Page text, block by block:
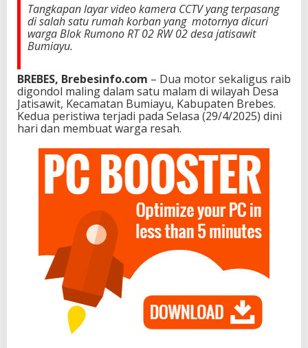
Tangkapan layar video kamera CCTV yang terpasang
di salah satu rumah korban yang motornya dicuri
warga Blok Rumono RT 02 RW 02 desa jatisawit
Bumiayu.
BREBES, Brebesinfo.com – Dua motor sekaligus raib
digondol maling dalam satu malam di wilayah Desa
Jatisawit, Kecamatan Bumiayu, Kabupaten Brebes.
Kedua peristiwa terjadi pada Selasa (29/4/2025) dini
hari dan membuat warga resah.